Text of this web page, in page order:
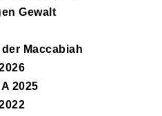
Gewalt
Maccabiah
2025